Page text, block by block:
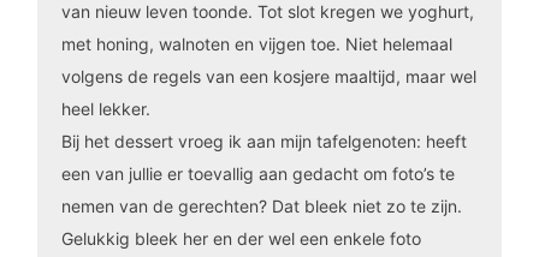
van nieuw leven toonde. Tot slot kregen we yoghurt,
met honing, walnoten en vijgen toe. Niet helemaal
volgens de regels van een kosjere maaltijd, maar wel
heel lekker.
Bij het dessert vroeg ik aan mijn tafelgenoten: heeft
een van jullie er toevallig aan gedacht om foto’s te
nemen van de gerechten? Dat bleek niet zo te zijn.
Gelukkig bleek her en der wel een enkele foto